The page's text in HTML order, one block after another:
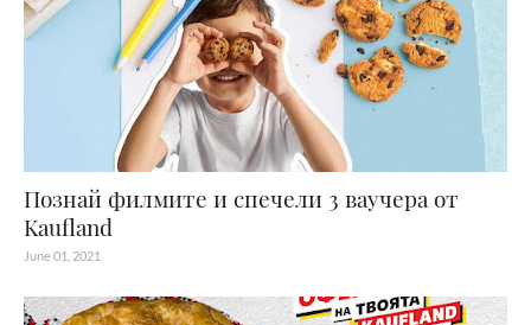
Познай филмите и спечели 3 ваучера от
Kaufland
June 01, 2021